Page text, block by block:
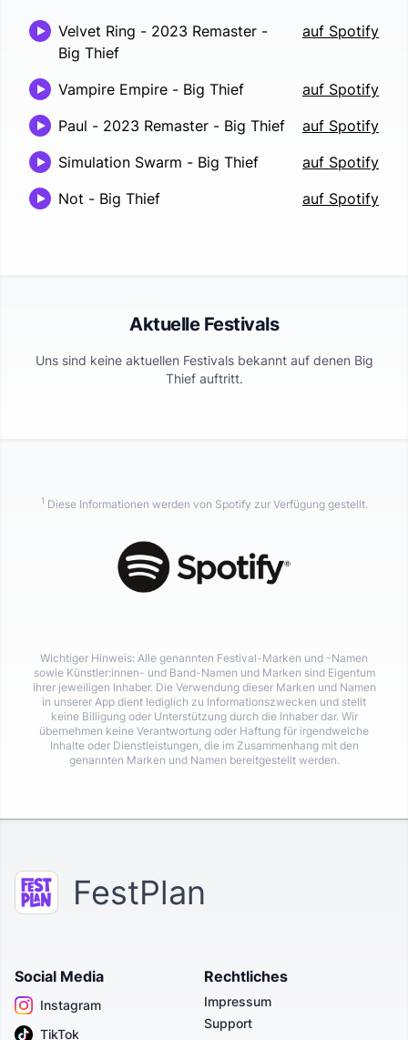
Velvet Ring - 2023 Remaster -
Big Thief
auf Spotify
Vampire Empire - Big Thief
auf Spotify
Paul - 2023 Remaster - Big Thief
auf Spotify
Simulation Swarm - Big Thief
auf Spotify
Not - Big Thief auf Spotify
Aktuelle Festivals
Uns sind keine aktuellen Festivals bekannt auf denen Big
Thiefauftritt.
1 Diese Informationen werden von Spotify zur Verfügung gestellt.
Wichtiger Hinweis: Alle genannten Festival-Marken und -Namen
sowie Künstler:innen- und Band-Namen und Marken sind Eigentum
ihrer jeweiligen Inhaber. Die Verwendung dieser Marken und Namen
in unserer App dient lediglich zu Informationszwecken und stellt
keine Billigung oder Unterstützung durch die Inhaber dar. Wir
übernehmen keine Verantwortung oder Haftung für irgendwelche
Inhalte oder Dienstleistungen, die im Zusammenhang mit den
genannten Marken und Namen bereitgestellt werden.
FestPlan
Social Media
Instagram
TikTok
Rechtliches
Impressum
Support